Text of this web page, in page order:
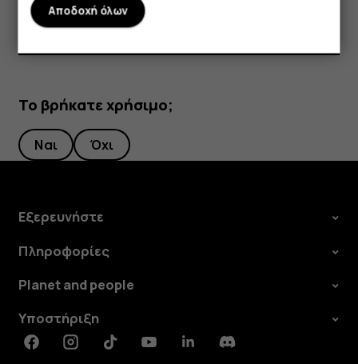
Το βρήκατε χρήσιμο;
Ναι Όχι
Εξερευνήστε
Πληροφορίες
Planet and people
Υποστήριξη
FacebookInstagramTiktokYoutubeLinkedinDiscord
Αποδοχή όλων